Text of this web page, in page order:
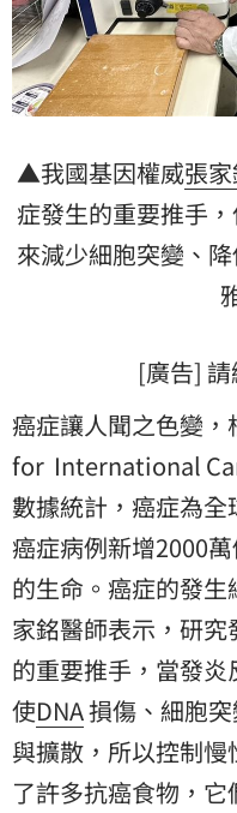
▲我國基因權威張
症發生的重要推手，
來減少細胞突變、
[廣告]
癌症讓人聞之色變，
for International
數據統計，癌症為全
癌症病例新增2000
的生命。癌症的發
家銘醫師表示，研
的重要推手，當發
使DNA損傷、細胞
與擴散，所以控制
了許多抗癌食物，